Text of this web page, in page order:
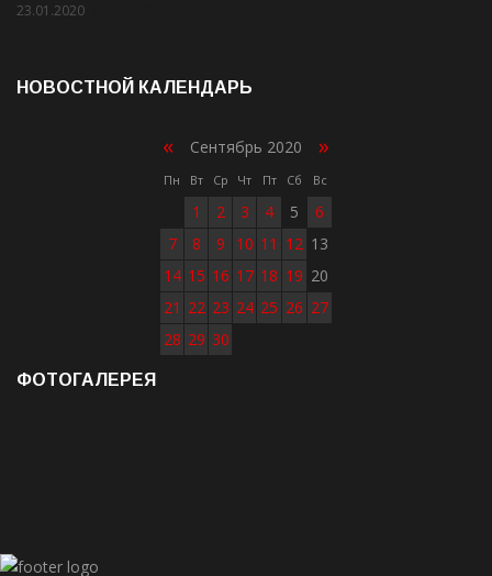
23.01.2020
НОВОСТНОЙ КАЛЕНДАРЬ
« Сентябрь 2020 »
Пн Вт Ср Чт Пт Сб Вс
1 2 3 4 5
6
7
8 9 10 11 12 13
14 15 16 17 18 19 20
21 22 23 24 25 26 27
28 29 30
ФОТОГАЛЕРЕЯ